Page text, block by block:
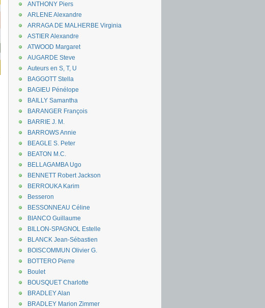
ANTHONY Piers
ARLENE Alexandre
ARRAGA DE MALHERBE Virginia
ASTIER Alexandre
ATWOOD Margaret
AUGARDE Steve
Auteurs en S, T, U
BAGGOTT Stella
BAGIEU Pénélope
BAILLY Samantha
BARANGER François
BARRIE J. M.
BARROWS Annie
BEAGLE S. Peter
BEATON M.C.
BELLAGAMBA Ugo
BENNETT Robert Jackson
BERROUKA Karim
Besseron
BESSONNEAU Céline
BIANCO Guillaume
BILLON-SPAGNOL Estelle
BLANCK Jean-Sébastien
BOISCOMMUN Olivier G.
BOTTERO Pierre
Boulet
BOUSQUET Charlotte
BRADLEY Alan
BRADLEY Marion Zimmer